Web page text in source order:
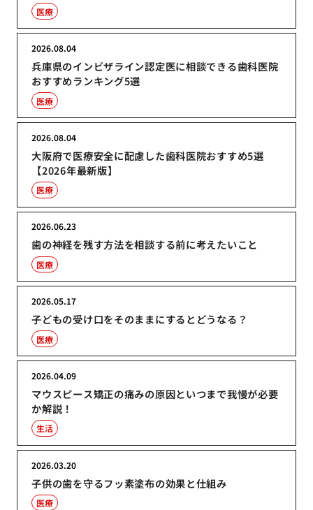
医療
兵庫県のインビザライン認定医に相談できる歯科医院
おすすめランキング5選
2026.08.04
医療
大阪府で医療安全に配慮した歯科医院おすすめ5選
【2026年最新版】
2026.08.04
医療
歯の神経を残す方法を相談する前に考えたいこと
2026.06.23
医療
子どもの受け口をそのままにするとどうなる？
2026.05.17
医療
マウスピース矯正の痛みの原因といつまで我慢が必要
か解説！
2026.04.09
生活
子供の歯を守るフッ素塗布の効果と仕組み
2026.03.20
医療